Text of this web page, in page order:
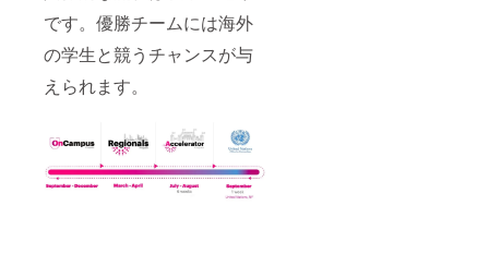
です。優勝チームには海外
の学生と競うチャンスが与
えられます。